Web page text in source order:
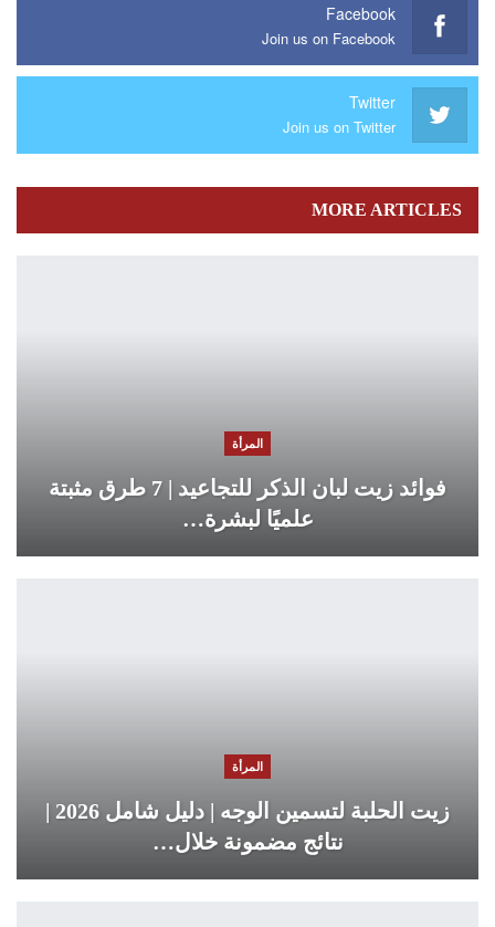
Facebook
Join us on Facebook
Twitter
Join us on Twitter
MORE ARTICLES
المرأة
فوائد زيت لبان الذكر للتجاعيد | 7 طرق مثبتة
علميًا لبشرة…
المرأة
زيت الحلبة لتسمين الوجه | دليل شامل 2026 |
نتائج مضمونة خلال…